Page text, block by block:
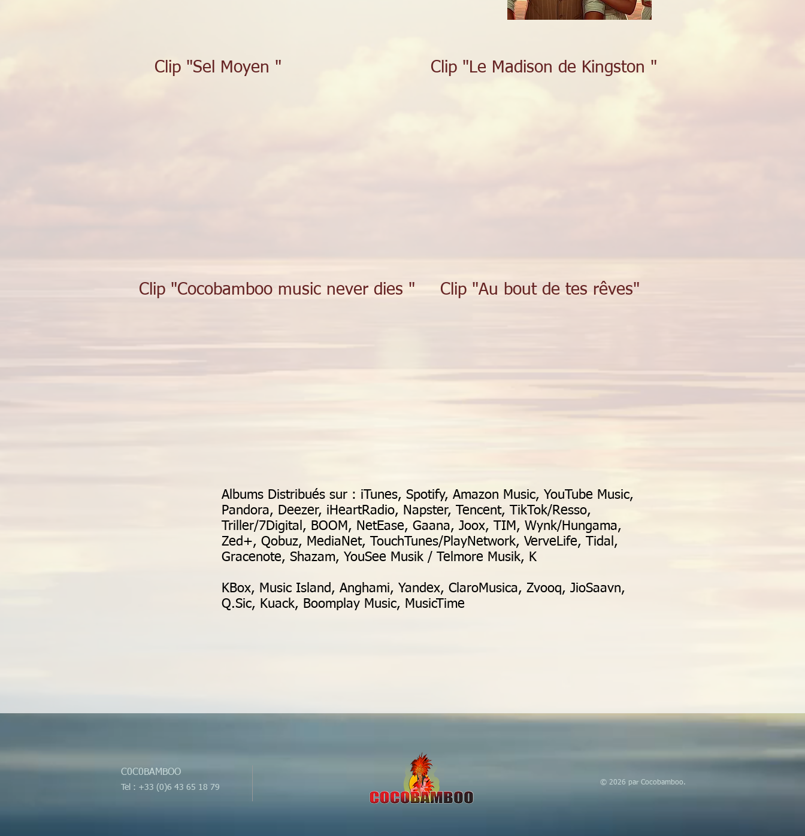
Clip "Sel Moyen "
Clip "Cocobamboo music never dies "
Clip "Le Madison de Kingston "
Clip "Au bout de tes rêves"
Albums Distribués sur : iTunes, Spotify, Amazon Music, YouTube Music,
Pandora, Deezer, iHeartRadio, Napster, Tencent, TikTok/Resso,
Triller/7Digital, BOOM, NetEase, Gaana, Joox, TIM, Wynk/Hungama,
Zed+, Qobuz, MediaNet, TouchTunes/PlayNetwork, VerveLife, Tidal,
Gracenote, Shazam, YouSee Musik / Telmore Musik, K
KBox, Music Island, Anghami, Yandex, ClaroMusica, Zvooq, JioSaavn,
Q.Sic, Kuack, Boomplay Music, MusicTime
© 2026 par Cocobamboo.
Tel : +33 (0)6 43 65 18 79
C0C0BAMBOO